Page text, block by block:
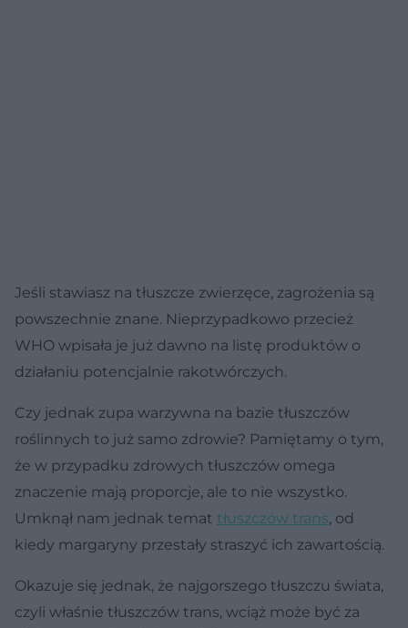
Jeśli stawiasz na tłuszcze zwierzęce, zagrożenia są
powszechnie znane. Nieprzypadkowo przecież
WHO wpisała je już dawno na listę produktów o
działaniu potencjalnie rakotwórczych.
Czy jednak zupa warzywna na bazie tłuszczów
roślinnych to już samo zdrowie? Pamiętamy o tym,
że w przypadku zdrowych tłuszczów omega
znaczenie mają proporcje, ale to nie wszystko.
Umknął nam jednak temat tłuszczów trans, od
kiedy margaryny przestały straszyć ich zawartością.
Okazuje się jednak, że najgorszego tłuszczu świata,
czyli właśnie tłuszczów trans, wciąż może być za